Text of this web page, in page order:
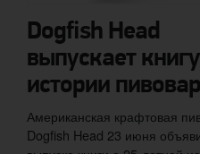
Dogfish Head
выпускает
истории
Американская крафтовая
Dogfish Head 23 июня